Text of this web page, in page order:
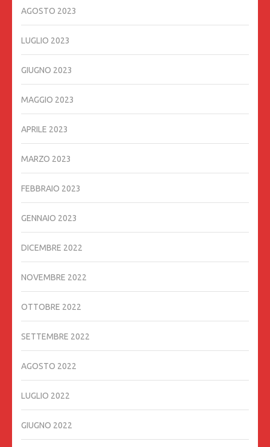
AGOSTO 2023
LUGLIO 2023
GIUGNO 2023
MAGGIO 2023
APRILE 2023
MARZO 2023
FEBBRAIO 2023
GENNAIO 2023
DICEMBRE 2022
NOVEMBRE 2022
OTTOBRE 2022
SETTEMBRE 2022
AGOSTO 2022
LUGLIO 2022
GIUGNO 2022